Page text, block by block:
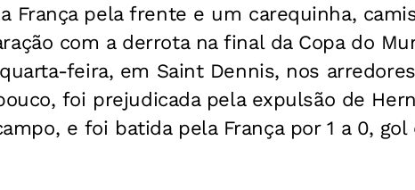
França pela frente e um carequinha,
com a derrota na final da Copa do
feira, em Saint Dennis, nos
foi prejudicada pela expulsão de
e foi batida pela França por 1 a 0, gol